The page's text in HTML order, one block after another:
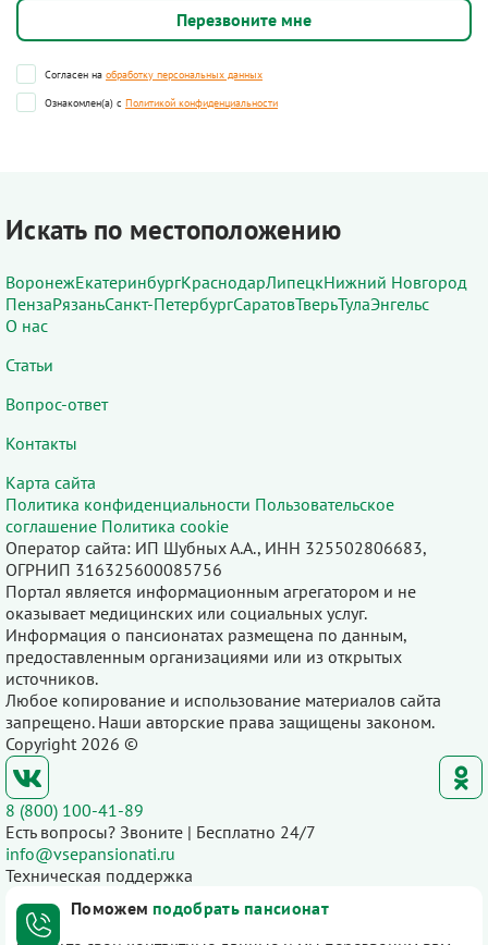
Согласен на обработку персональных данных
Ознакомлен(а) с Политикой конфиденциальности
Искать по местоположению
ВоронежЕкатеринбургКраснодарЛипецкНижний Новгород
ПензаРязаньСанкт-ПетербургСаратовТверьТулаЭнгельс
О нас
Статьи
Вопрос-ответ
Контакты
Карта сайта
Политика конфиденциальности Пользовательское
соглашение Политика cookie
Оператор сайта: ИП Шубных А.А., ИНН 325502806683,
ОГРНИП 316325600085756
Портал является информационным агрегатором и не
оказывает медицинских или социальных услуг.
Информация о пансионатах размещена по данным,
предоставленным организациями или из открытых
источников.
Любое копирование и использование материалов сайта
запрещено. Наши авторские права защищены законом.
Copyright 2026 ©
8 (800) 100-41-89
Есть вопросы? Звоните | Бесплатно 24/7
info@vsepansionati.ru
Техническая поддержка
Поможем подобрать пансионат